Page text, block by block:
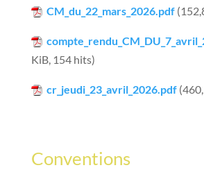
CM_du_22_mars_2026.pdf
KiB, 154 hits)
cr_jeudi_23_avril_2026.pdf
Conventions